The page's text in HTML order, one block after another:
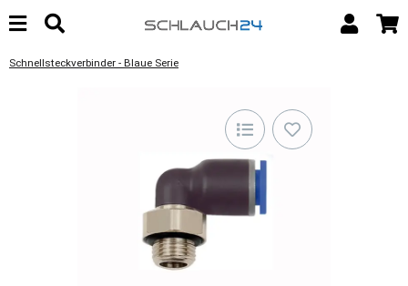
Schnellsteckverbinder - Blaue Serie